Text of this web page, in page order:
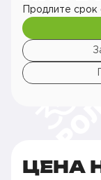
Продлите
ЦЕНА